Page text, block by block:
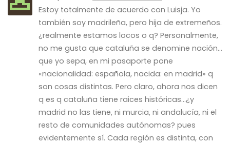
Estoy totalmente de acuerdo con Luisja. Yo
también soy madrileña, pero hija de extremeños.
¿realmente estamos locos o q? Personalmente,
no me gusta que cataluña se denomine nación…
que yo sepa, en mi pasaporte pone
«nacionalidad: española, nacida: en madrid» q
son cosas distintas. Pero claro, ahora nos dicen
q es q cataluña tiene raices históricas…¿y
madrid no las tiene, ni murcia, ni andalucía, ni el
resto de comunidades autónomas? pues
evidentemente sí. Cada región es distinta, con